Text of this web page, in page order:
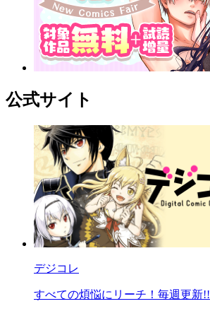
公式サイト
デジコレ
すべての煩悩にリーチ！毎週更新!!